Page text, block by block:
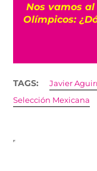
Nos vamos
Olímpicos:
TAGS: Javier
Selección Mexicana